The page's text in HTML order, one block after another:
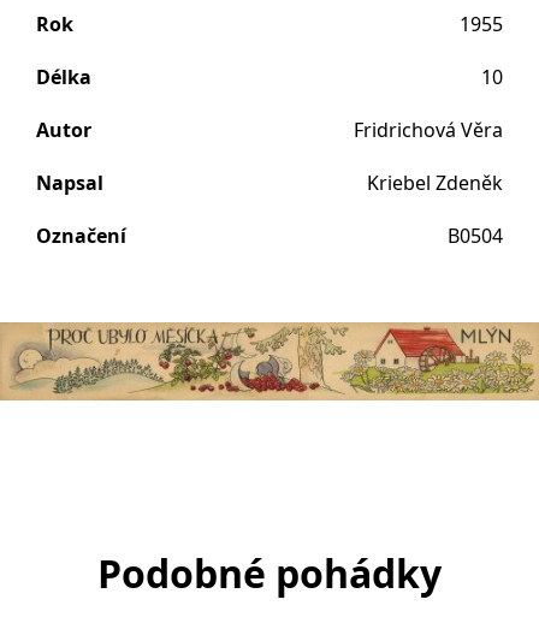
Rok
1955
Délka
10
Autor
Fridrichová Věra
Napsal
Kriebel Zdeněk
Označení
B0504
Podobné pohádky